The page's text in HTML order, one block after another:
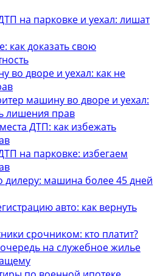
на парковке и уехал: лишат
как доказать свою
во дворе и уехал: как не
машину во дворе и уехал:
лишения прав
ДТП: как избежать
на парковке: избегаем
дилеру: машина более 45 дней
авто: как вернуть
срочником: кто платит?
на служебное жилье